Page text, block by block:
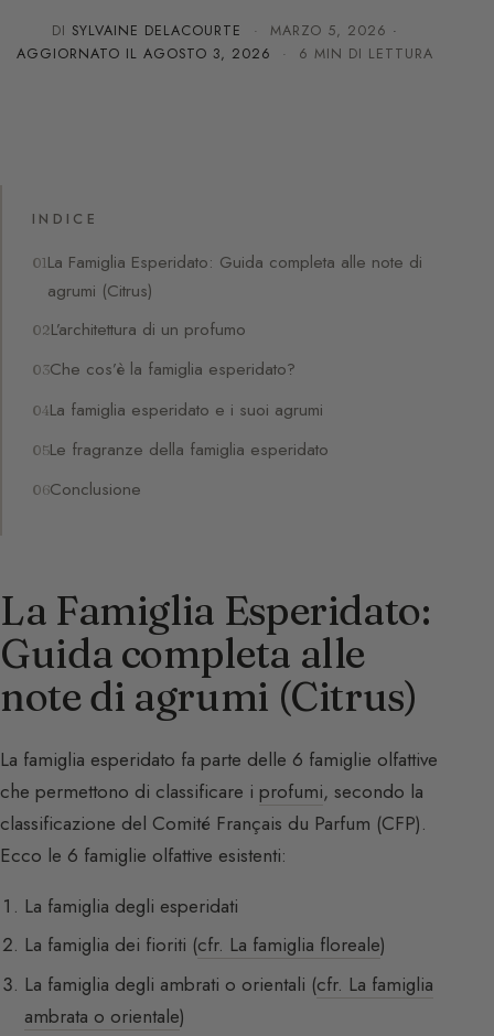
DI SYLVAINE DELACOURTE · MARZO 5, 2026 ·
AGGIORNATO IL AGOSTO 3, 2026 · 6 MIN DI LETTURA
INDICE
La Famiglia Esperidato: Guida completa alle note di
agrumi (Citrus)
L’architettura di un profumo
Che cos’è la famiglia esperidato?
La famiglia esperidato e i suoi agrumi
Le fragranze della famiglia esperidato
Conclusione
La Famiglia Esperidato:
Guida completa alle
note di agrumi (Citrus)
La famiglia esperidato fa parte delle 6 famiglie olfattive
che permettono di classificare i profumi, secondo la
classificazione del Comité Français du Parfum (CFP).
Ecco le 6 famiglie olfattive esistenti:
La famiglia degli esperidati
La famiglia dei fioriti (cfr. La famiglia floreale)
La famiglia degli ambrati o orientali (cfr. La famiglia
ambrata o orientale)